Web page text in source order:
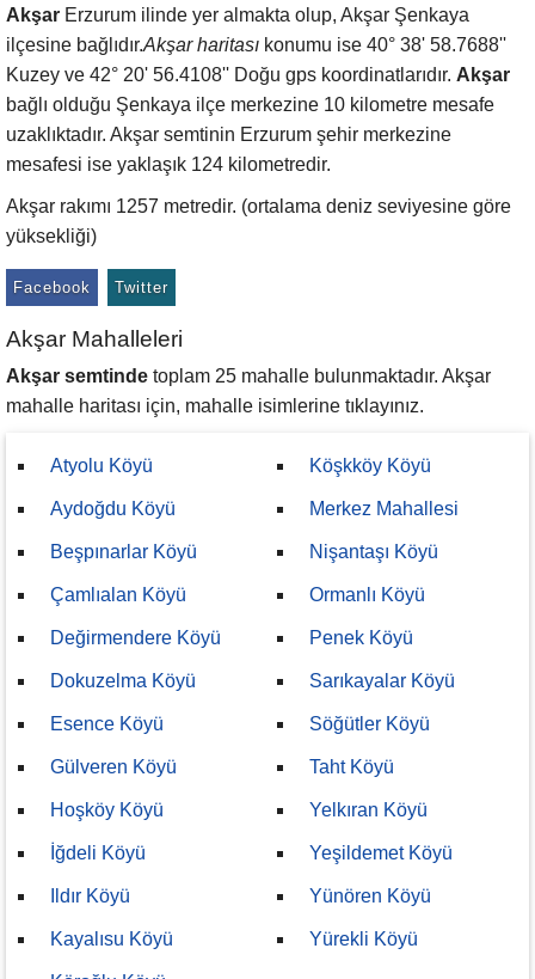
Akşar Erzurum ilinde yer almakta olup, Akşar Şenkaya
ilçesine bağlıdır.Akşar haritası konumu ise 40° 38' 58.7688''
Kuzey ve 42° 20' 56.4108'' Doğu gps koordinatlarıdır. Akşar
bağlı olduğu Şenkaya ilçe merkezine 10 kilometre mesafe
uzaklıktadır. Akşar semtinin Erzurum şehir merkezine
mesafesi ise yaklaşık 124 kilometredir.
Akşar rakımı 1257 metredir. (ortalama deniz seviyesine göre
yüksekliği)
Facebook Twitter
Akşar Mahalleleri
Akşar semtinde toplam 25 mahalle bulunmaktadır. Akşar
mahalle haritası için, mahalle isimlerine tıklayınız.
Atyolu Köyü
Aydoğdu Köyü
Beşpınarlar Köyü
Çamlıalan Köyü
Değirmendere Köyü
Dokuzelma Köyü
Esence Köyü
Gülveren Köyü
Hoşköy Köyü
İğdeli Köyü
Ildır Köyü
Kayalısu Köyü
Köşkköy Köyü
Merkez Mahallesi
Nişantaşı Köyü
Ormanlı Köyü
Penek Köyü
Sarıkayalar Köyü
Söğütler Köyü
Taht Köyü
Yelkıran Köyü
Yeşildemet Köyü
Yünören Köyü
Yürekli Köyü